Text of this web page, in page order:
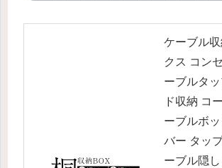
ケーブル
クス コン
ーブルタ
ド収納 コ
ーブルボ
バー タッ
ーブル隠